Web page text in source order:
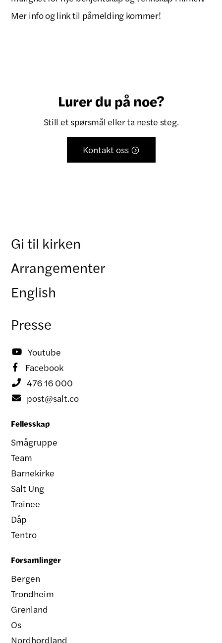
Mer info og link til påmelding kommer!
Lurer du på noe?
Still et spørsmål eller ta neste steg.
Kontakt oss 
Gi til kirken
Arrangementer
English
Presse
 Youtube
 Facebook
 476 16 000
 post@salt.co
Fellesskap
Smågruppe
Team
Barnekirke
Salt Ung
Trainee
Dåp
Tentro
Forsamlinger
Bergen
Trondheim
Grenland
Os
Nordhordland